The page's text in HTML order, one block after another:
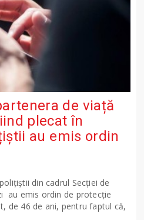
de viață
plecat în
au emis ordin
din cadrul Secției de
au emis ordin de protecție
de 46 de ani, pentru faptul că,